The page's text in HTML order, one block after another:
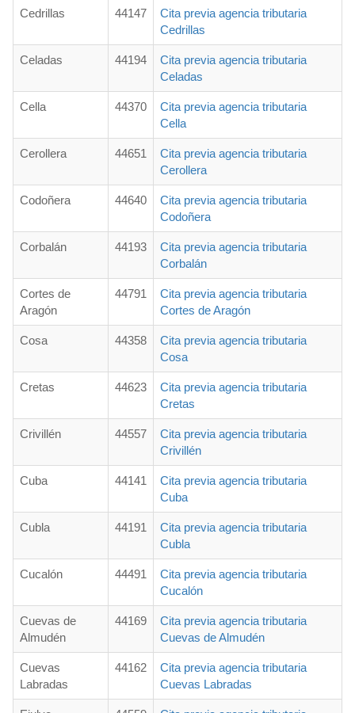
Cedrillas 44147
Cita previa agencia tributaria
Cedrillas
Celadas 44194
Cita previa agencia tributaria
Celadas
Cella 44370
Cita previa agencia tributaria
Cella
Cerollera 44651
Cita previa agencia tributaria
Cerollera
Codoñera 44640
Cita previa agencia tributaria
Codoñera
Corbalán 44193
Cita previa agencia tributaria
Corbalán
Cortes de
Aragón
44791
Cita previa agencia tributaria
Cortes de Aragón
Cosa 44358
Cita previa agencia tributaria
Cosa
Cretas 44623
Cita previa agencia tributaria
Cretas
Crivillén 44557
Cita previa agencia tributaria
Crivillén
Cuba 44141
Cita previa agencia tributaria
Cuba
Cubla 44191
Cita previa agencia tributaria
Cubla
Cucalón 44491
Cita previa agencia tributaria
Cucalón
Cuevas de
Almudén
44169
Cita previa agencia tributaria
Cuevas de Almudén
Cuevas
Labradas
44162
Cita previa agencia tributaria
Cuevas Labradas